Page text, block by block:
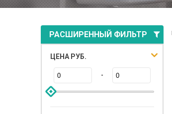
РАСШИРЕННЫЙ ФИЛЬТР
ЦЕНА РУБ.
-